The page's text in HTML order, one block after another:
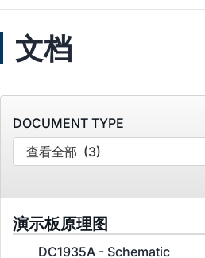
文档
DOCUMENT TYPE
查看全部 (3)
演示板原理图
DC1935A - Schematic